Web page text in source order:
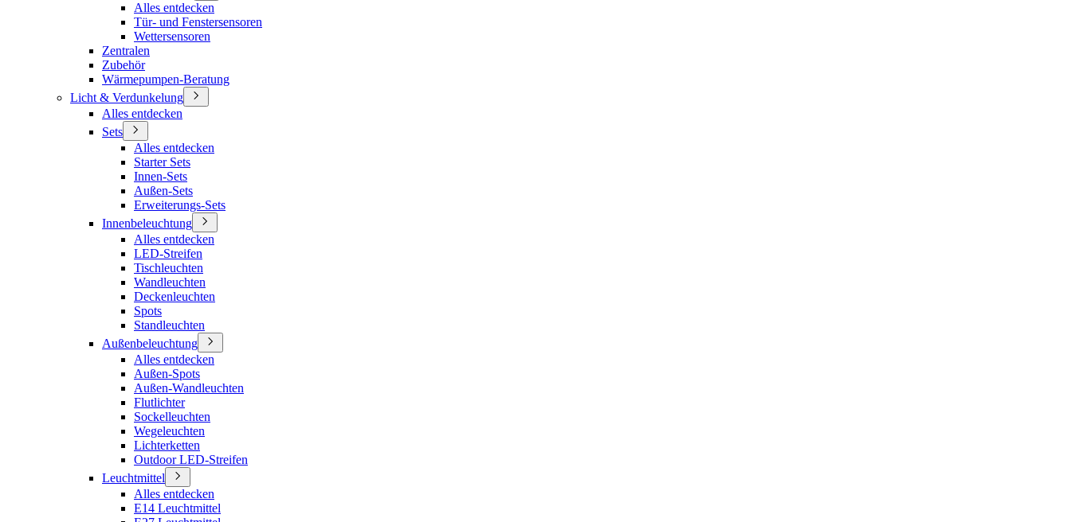
Alles entdecken
Tür- und Fenstersensoren
Wettersensoren
Zentralen
Zubehör
Wärmepumpen-Beratung
Licht & Verdunkelung
Alles entdecken
Sets
Alles entdecken
Starter Sets
Innen-Sets
Außen-Sets
Erweiterungs-Sets
Innenbeleuchtung
Alles entdecken
LED-Streifen
Tischleuchten
Wandleuchten
Deckenleuchten
Spots
Standleuchten
Außenbeleuchtung
Alles entdecken
Außen-Spots
Außen-Wandleuchten
Flutlichter
Sockelleuchten
Wegeleuchten
Lichterketten
Outdoor LED-Streifen
Leuchtmittel
Alles entdecken
E14 Leuchtmittel